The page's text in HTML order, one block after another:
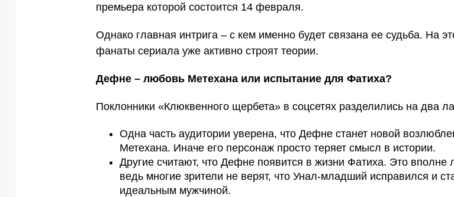
премьера которой состоится 14 февраля.
Однако главная интрига – с кем именно будет связана ее судьба. На
фанаты сериала уже активно строят теории.
Дефне – любовь Метехана или испытание для Фатиха?
Поклонники «Клюквенного щербета» в соцсетях разделились на два
Одна часть аудитории уверена, что Дефне станет новой
Метехана. Иначе его персонаж просто теряет смысл в истории.
Другие считают, что Дефне появится в жизни Фатиха. Это вполне
ведь многие зрители не верят, что Унал-младший исправился и
идеальным мужчиной.